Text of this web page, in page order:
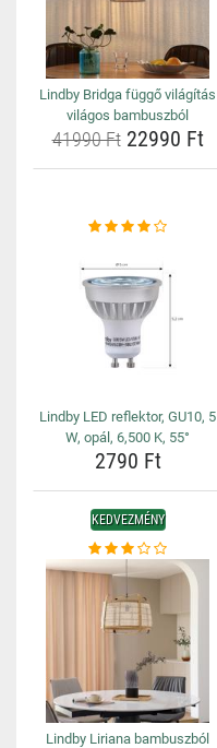
Lindby Bridga függő világítás
világos bambuszból
41990 Ft22990 Ft
Lindby LED reflektor, GU10, 5
W, opál, 6,500 K, 55°
2790 Ft
KEDVEZMÉNY
Lindby Liriana bambuszból